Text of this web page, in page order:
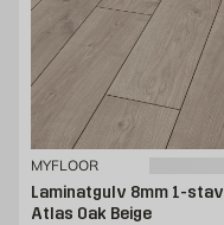
MYFLOOR
Laminatgulv 8mm 1-stav
Atlas Oak Beige